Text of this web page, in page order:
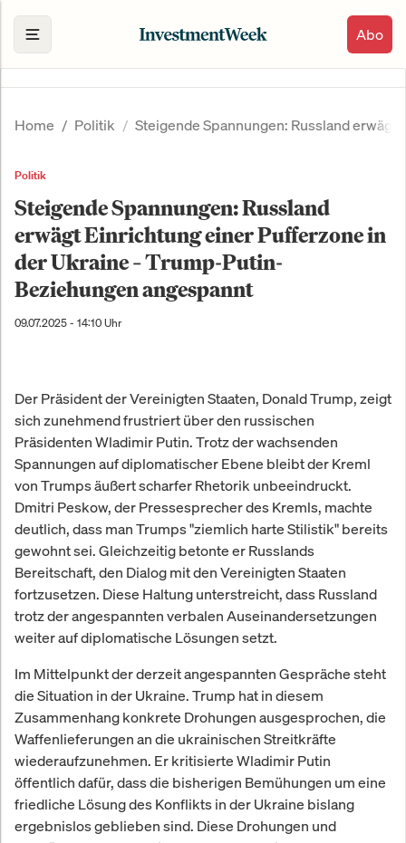
Abo
Home Politik Steigende Spannungen: Russland
Politik
Steigende Spannungen: Russland
erwägt Einrichtung einer Pufferzone in
der Ukraine – Trump-Putin-
Beziehungen angespannt
09.07.2025 - 14:10 Uhr
Der Präsident der Vereinigten Staaten, Donald Trump, zeigt
sich zunehmend frustriert über den russischen
Präsidenten Wladimir Putin. Trotz der wachsenden
Spannungen auf diplomatischer Ebene bleibt der Kreml
von Trumps äußert scharfer Rhetorik unbeeindruckt.
Dmitri Peskow, der Pressesprecher des Kremls, machte
deutlich, dass man Trumps "ziemlich harte Stilistik" bereits
gewohnt sei. Gleichzeitig betonte er Russlands
Bereitschaft, den Dialog mit den Vereinigten Staaten
fortzusetzen. Diese Haltung unterstreicht, dass Russland
trotz der angespannten verbalen Auseinandersetzungen
weiter auf diplomatische Lösungen setzt.
Im Mittelpunkt der derzeit angespannten Gespräche steht
die Situation in der Ukraine. Trump hat in diesem
Zusammenhang konkrete Drohungen ausgesprochen, die
Waffenlieferungen an die ukrainischen Streitkräfte
wiederaufzunehmen. Er kritisierte Wladimir Putin
öffentlich dafür, dass die bisherigen Bemühungen um eine
friedliche Lösung des Konflikts in der Ukraine bislang
ergebnislos geblieben sind. Diese Drohungen und